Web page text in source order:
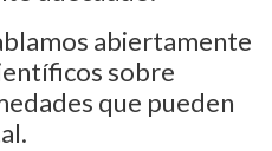
abiertamente
sobre
que pueden